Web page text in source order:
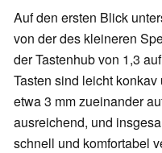
Auf den ersten Blick
von der des kleineren
der Tastenhub von 1,3
Tasten sind leicht
etwa 3 mm zueinander
ausreichend, und
schnell und komfortabel